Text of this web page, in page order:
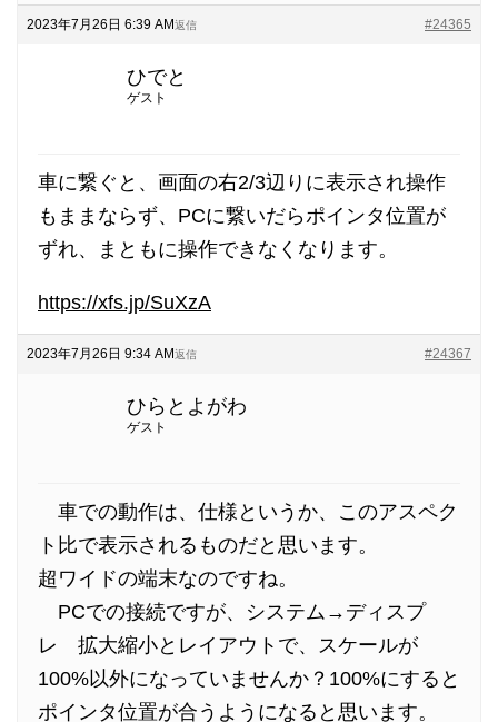
2023年7月26日 6:39 AM #24365
返信
ひでと
ゲスト
車に繋ぐと、画面の右2/3辺りに表示され操作
もままならず、PCに繋いだらポインタ位置が
ずれ、まともに操作できなくなります。
https://xfs.jp/SuXzA
2023年7月26日 9:34 AM #24367
返信
ひらとよがわ
ゲスト
車での動作は、仕様というか、このアスペク
ト比で表示されるものだと思います。
超ワイドの端末なのですね。
PCでの接続ですが、システム→ディスプ
レ 拡大縮小とレイアウトで、スケールが
100%以外になっていませんか？100%にすると
ポインタ位置が合うようになると思います。